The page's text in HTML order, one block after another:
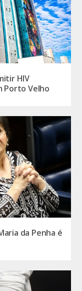
HIV
Porto Velho
da Penha é